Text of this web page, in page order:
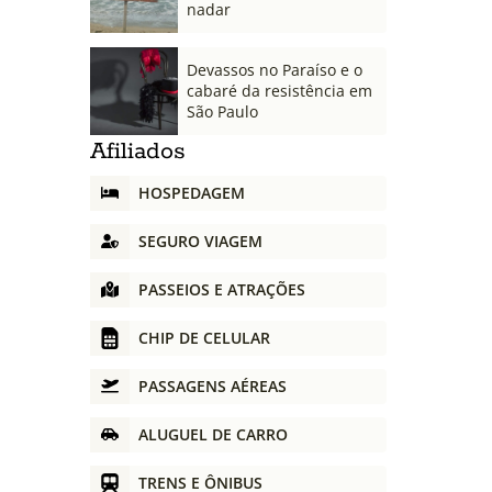
nadar
Devassos no Paraíso e o
cabaré da resistência em
São Paulo
Afiliados
HOSPEDAGEM
SEGURO VIAGEM
PASSEIOS E ATRAÇÕES
CHIP DE CELULAR
PASSAGENS AÉREAS
ALUGUEL DE CARRO
TRENS E ÔNIBUS